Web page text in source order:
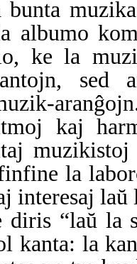
bunta
albumo
ke la
kaj
la
interesaj laŭ
diris “laŭ la
kanta: la